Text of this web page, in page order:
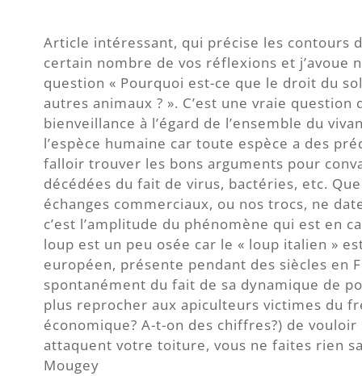
Article intéressant, qui précise les contours
certain nombre de vos réflexions et j’avoue
question « Pourquoi est-ce que le droit du
autres animaux ? ». C’est une vraie
bienveillance à l’égard de l’ensemble du
l’espèce humaine car toute espèce a des
falloir trouver les bons arguments pour
décédées du fait de virus, bactéries, etc.
échanges commerciaux, ou nos trocs, ne
c’est l’amplitude du phénomène qui est en
loup est un peu osée car le « loup italien »
européen, présente pendant des siècles en
spontanément du fait de sa dynamique de
plus reprocher aux apiculteurs victimes du
économique? A-t-on des chiffres?) de
attaquent votre toiture, vous ne faites rien
Mougey